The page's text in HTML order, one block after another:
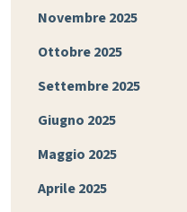
Novembre 2025
Ottobre 2025
Settembre 2025
Giugno 2025
Maggio 2025
Aprile 2025